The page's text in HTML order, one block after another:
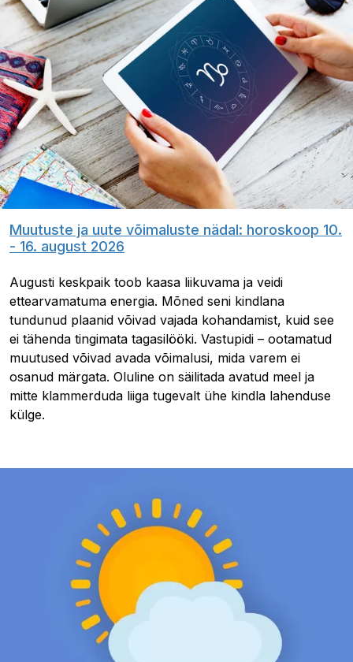
Muutuste ja uute võimaluste nädal: horoskoop 10.
- 16. august 2026
Augusti keskpaik toob kaasa liikuvama ja veidi
ettearvamatuma energia. Mõned seni kindlana
tundunud plaanid võivad vajada kohandamist, kuid see
ei tähenda tingimata tagasilööki. Vastupidi – ootamatud
muutused võivad avada võimalusi, mida varem ei
osanud märgata. Oluline on säilitada avatud meel ja
mitte klammerduda liiga tugevalt ühe kindla lahenduse
külge.